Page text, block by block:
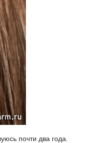
почти два года.